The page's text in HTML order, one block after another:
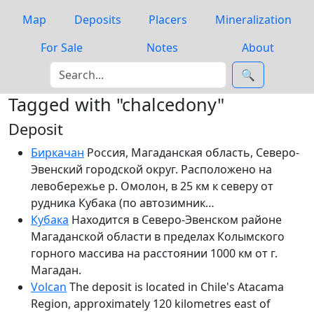
Map Deposits Placers
Mineralization
For Sale
Notes
About
🔍
Tagged with "chalcedony"
Deposit
Биркачан Россия, Магаданская область, Северо-
Эвенский городской округ. Расположено на
левобережье р. Омолон, в 25 км к северу от
рудника Кубака (по автозимник…
Кубака Находится в Северо-Эвенском районе
Магаданской области в пределах Колымского
горного массива на расстоянии 1000 км от г.
Магадан.
Volcan The deposit is located in Chile's Atacama
Region, approximately 120 kilometres east of